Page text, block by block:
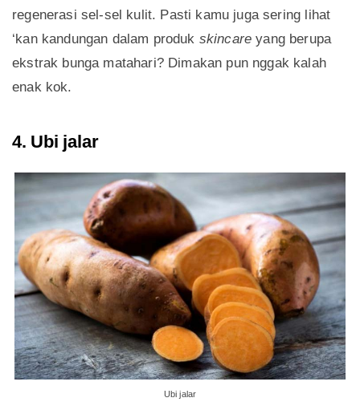
regenerasi sel-sel kulit. Pasti kamu juga sering lihat
‘kan kandungan dalam produk skincareyang berupa
ekstrak bunga matahari? Dimakan pun nggak kalah
enak kok.
4. Ubi jalar
Ubi jalar